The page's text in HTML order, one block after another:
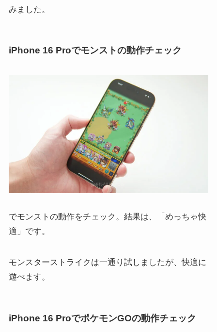
みました。
iPhone 16 Proでモンストの動作チェック
でモンストの動作をチェック。結果は、「めっちゃ快
適」です。
モンスターストライクは一通り試しましたが、快適に
遊べます。
iPhone 16 ProでポケモンGOの動作チェック